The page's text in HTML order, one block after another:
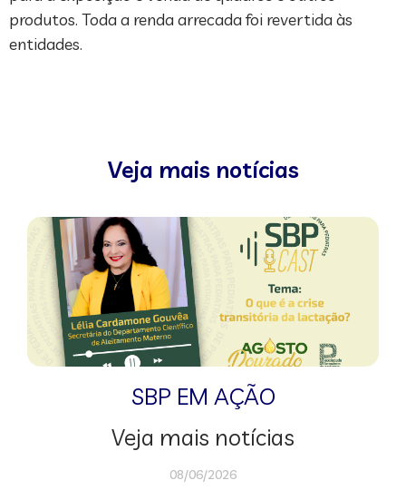
produtos. Toda a renda arrecada foi revertida às
entidades.
Veja mais notícias
SBP EM AÇÃO
Veja mais notícias
08/06/2026